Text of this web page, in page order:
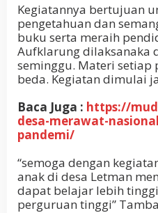
Kegiatannya bertujuan
pengetahuan dan
buku serta meraih
Aufklarung dilaksanaka
seminggu. Materi setiap
beda. Kegiatan dimulai
Baca Juga : https://
desa-merawat-
pandemi/
“semoga dengan
anak di desa Letman
dapat belajar lebih
perguruan tinggi”